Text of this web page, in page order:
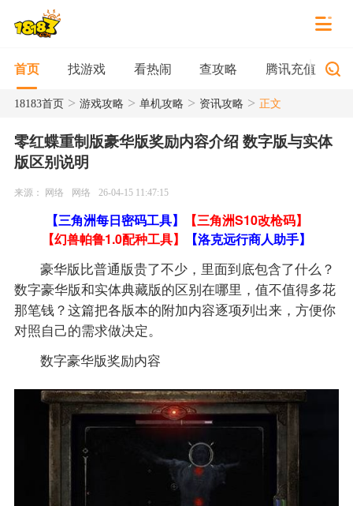
首页 找游戏 看热闹 查攻略 腾讯充值
18183首页> 游戏攻略 > 单机攻略 > 资讯攻略 > 正文
零红蝶重制版豪华版奖励内容介绍 数字版与实体
版区别说明
来源： 网络 网络 26-04-15 11:47:15
【三角洲每日密码工具】
【三角洲S10改枪码】
【幻兽帕鲁1.0配种工具】
【洛克远行商人助手】
豪华版比普通版贵了不少，里面到底包含了什么？
数字豪华版和实体典藏版的区别在哪里，值不值得多花
那笔钱？这篇把各版本的附加内容逐项列出来，方便你
对照自己的需求做决定。
数字豪华版奖励内容